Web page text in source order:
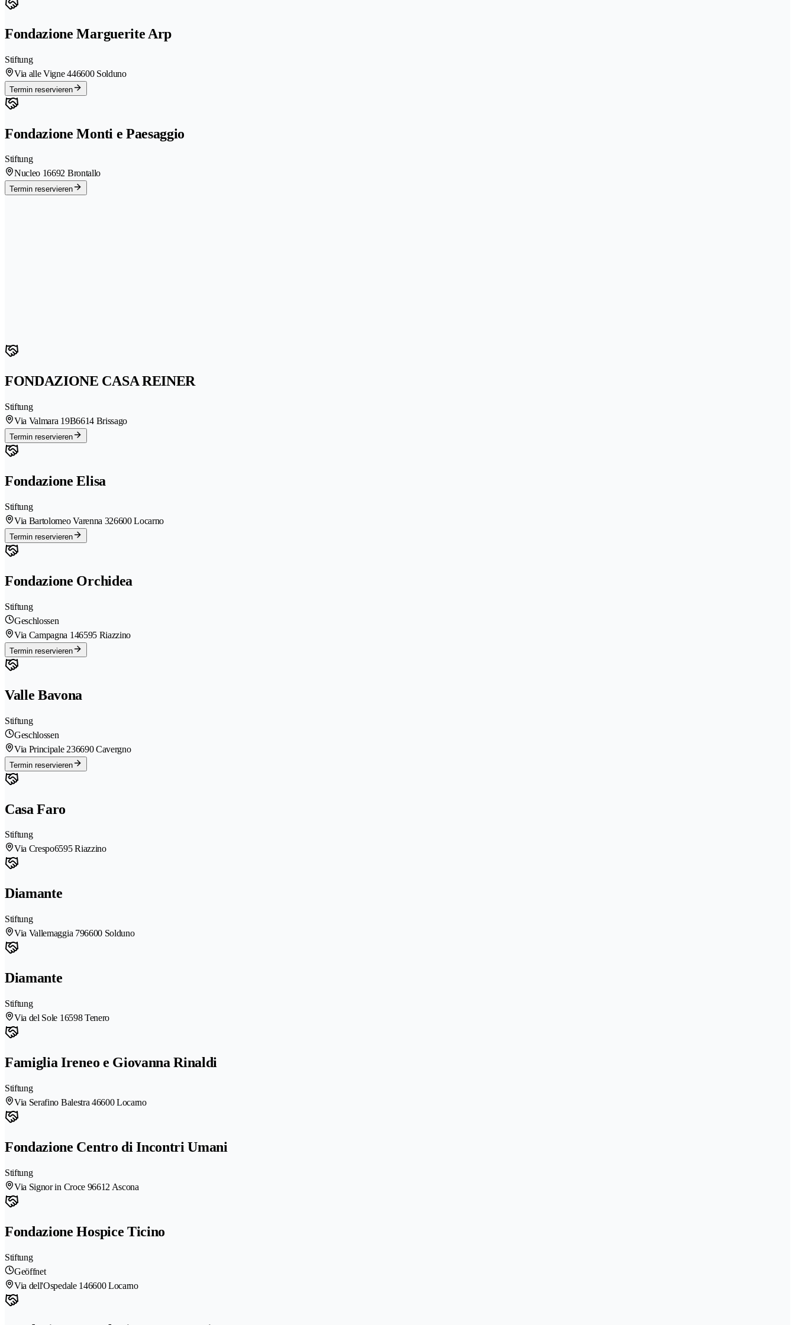
Fondazione Marguerite Arp
Stiftung
Via alle Vigne 446600 Solduno
Termin reservieren
Fondazione Monti e Paesaggio
Stiftung
Nucleo 16692 Brontallo
Termin reservieren
FONDAZIONE CASA REINER
Stiftung
Via Valmara 19B6614 Brissago
Termin reservieren
Fondazione Elisa
Stiftung
Via Bartolomeo Varenna 326600 Locarno
Termin reservieren
Fondazione Orchidea
Stiftung
Geschlossen
Via Campagna 146595 Riazzino
Termin reservieren
Valle Bavona
Stiftung
Geschlossen
Via Principale 236690 Cavergno
Termin reservieren
Casa Faro
Stiftung
Via Crespo6595 Riazzino
Diamante
Stiftung
Via Vallemaggia 796600 Solduno
Diamante
Stiftung
Via del Sole 16598 Tenero
Famiglia Ireneo e Giovanna Rinaldi
Stiftung
Via Serafino Balestra 46600 Locarno
Fondazione Centro di Incontri Umani
Stiftung
Via Signor in Croce 96612 Ascona
Fondazione Hospice Ticino
Stiftung
Geöffnet
Via dell'Ospedale 146600 Locarno